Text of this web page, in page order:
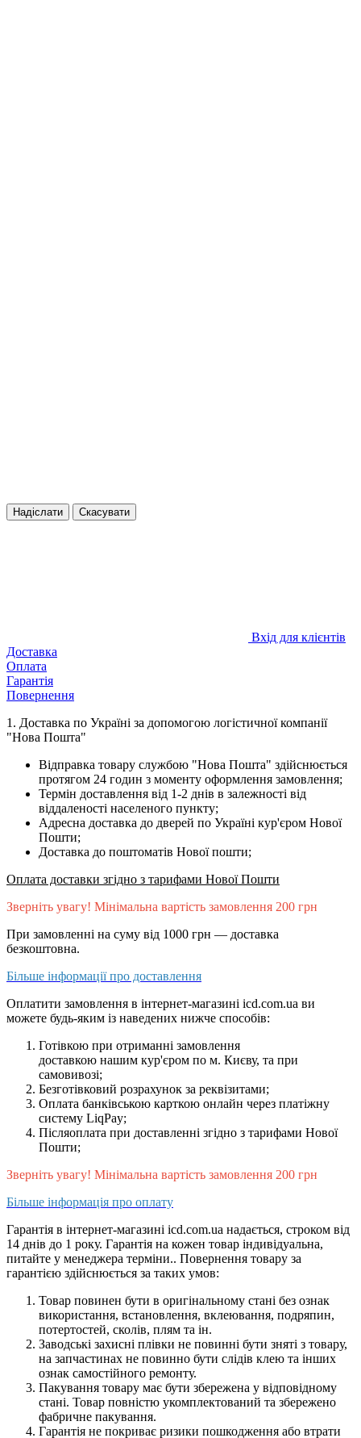
Надіслати Скасувати
Вхід для клієнтів
Доставка
Оплата
Гарантія
Повернення
1. Доставка по Україні за допомогою логістичної компанії
"Нова Пошта"
Відправка товару службою "Нова Пошта" здійснюється
протягом 24 годин з моменту оформлення замовлення;
Термін доставлення від 1-2 днів в залежності від
віддаленості населеного пункту;
Адресна доставка до дверей по Україні кур'єром Нової
Пошти;
Доставка до поштоматів Нової пошти;
Оплата доставки згідно з тарифами Нової Пошти
Зверніть увагу! Мінімальна вартість замовлення 200 грн
При замовленні на суму від 1000 грн — доставка
безкоштовна.
Більше інформації про доставлення
Оплатити замовлення в інтернет-магазині icd.com.ua ви
можете будь-яким із наведених нижче способів:
Готівкою при отриманні замовлення
доставкою нашим кур'єром по м. Києву, та при
самовивозі;
Безготівковий розрахунок за реквізитами;
Оплата банківською карткою онлайн через платіжну
систему LiqPay;
Післяоплата при доставленні згідно з тарифами Нової
Пошти;
Зверніть увагу! Мінімальна вартість замовлення 200 грн
Більше інформація про оплату
Гарантія в інтернет-магазині icd.com.ua надається, строком від
14 днів до 1 року. Гарантія на кожен товар індивідуальна,
питайте у менеджера терміни.. Повернення товару за
гарантією здійснюється за таких умов:
Товар повинен бути в оригінальному стані без ознак
використання, встановлення, вклеювання, подряпин,
потертостей, сколів, плям та ін.
Заводські захисні плівки не повинні бути зняті з товару,
на запчастинах не повинно бути слідів клею та інших
ознак самостійного ремонту.
Пакування товару має бути збережена у відповідному
стані. Товар повністю укомплектований та збережено
фабричне пакування.
Гарантія не покриває ризики пошкодження або втрати